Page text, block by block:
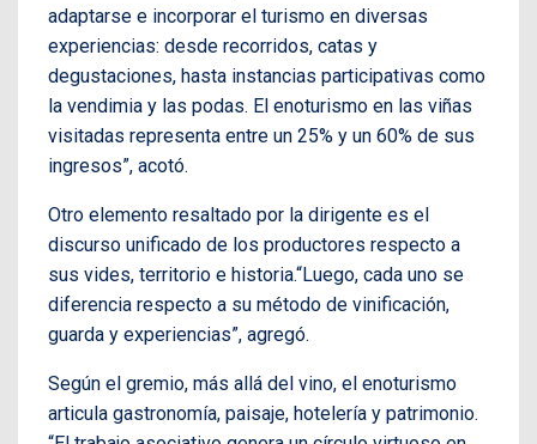
adaptarse e incorporar el turismo en diversas
experiencias: desde recorridos, catas y
degustaciones, hasta instancias participativas como
la vendimia y las podas. El enoturismo en las viñas
visitadas representa entre un 25% y un 60% de sus
ingresos”, acotó.
Otro elemento resaltado por la dirigente es el
discurso unificado de los productores respecto a
sus vides, territorio e historia.“Luego, cada uno se
diferencia respecto a su método de vinificación,
guarda y experiencias”, agregó.
Según el gremio, más allá del vino, el enoturismo
articula gastronomía, paisaje, hotelería y patrimonio.